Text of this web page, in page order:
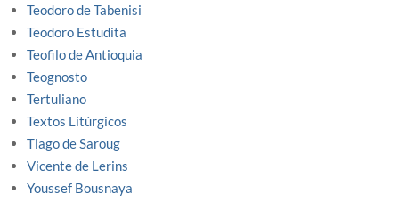
Teodoro de Tabenisi
Teodoro Estudita
Teofilo de Antioquia
Teognosto
Tertuliano
Textos Litúrgicos
Tiago de Saroug
Vicente de Lerins
Youssef Bousnaya